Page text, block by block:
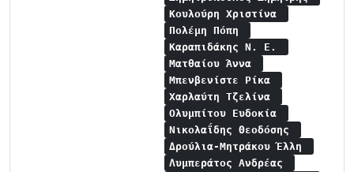
Κουλούρη Χριστίνα
Πολέμη Πόπη
Καραπιδάκης Ν. Ε.
Ματθαίου Άννα
Μπενβενίστε Ρίκα
Χαρλαύτη Τζελίνα
Ολυμπίτου Ευδοκία
Νικολαΐδης Θεοδόσης
Δρούλια-Μητράκου Έλλη
Λυμπεράτος Ανδρέας